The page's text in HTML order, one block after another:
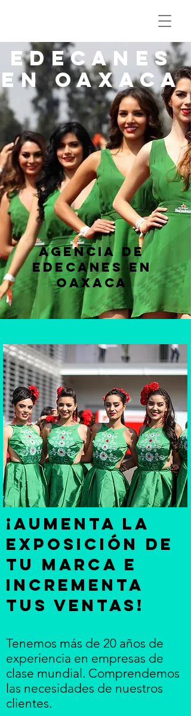
EDECANES
EN OAXACA
AGENCIA DE
EDECANES EN
OAXACA
¡Aumenta la
Exposición de
tu Marca e
incrementa
tus ventas!
Tenemos más de 20 años de
experiencia en empresas de
clase mundial. Comprendemos
las necesidades de nuestros
clientes.